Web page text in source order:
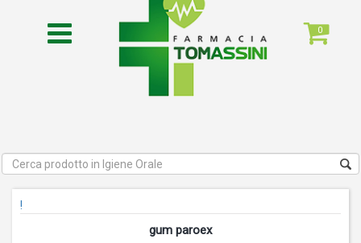
0
!
gum paroex